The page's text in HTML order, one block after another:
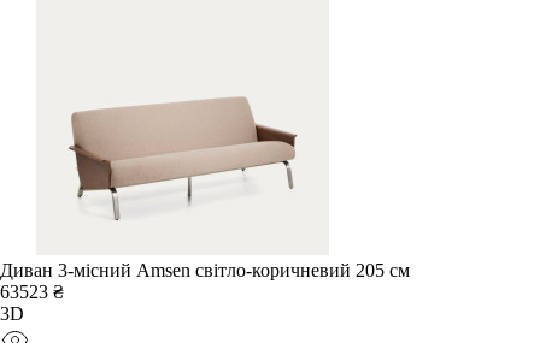
Диван 3-місний Amsen світло-коричневий 205 см
63523 ₴
3D